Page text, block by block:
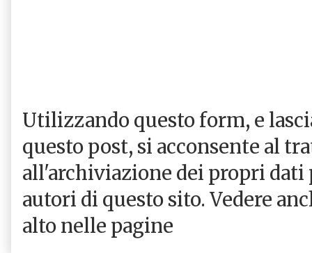
Utilizzando questo form, e
questo post, si acconsente al
all'archiviazione dei propri dati
autori di questo sito. Vedere
alto nelle pagine